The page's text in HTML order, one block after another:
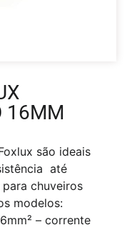
16MM
são ideais
até
chuveiros
modelos:
– corrente